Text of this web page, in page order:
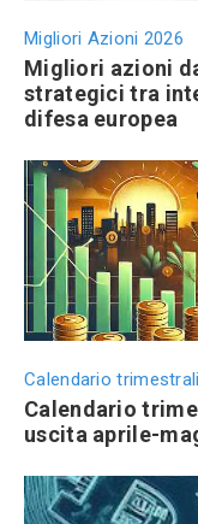
Migliori Azioni 2026
Migliori azioni
strategici tra
difesa europea
Calendario
Calendario
uscita aprile-